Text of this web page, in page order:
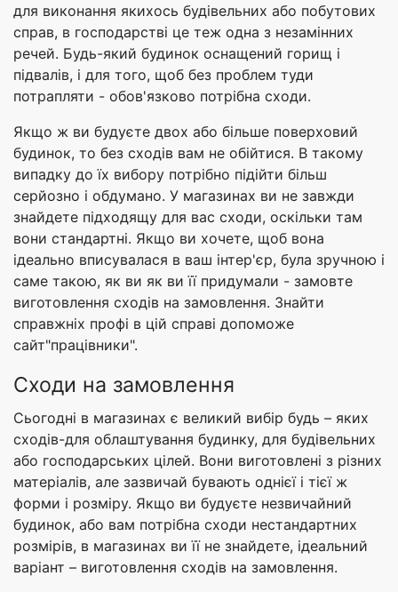
для виконання якихось будівельних або побутових
справ, в господарстві це теж одна з незамінних
речей. Будь-який будинок оснащений горищ і
підвалів, і для того, щоб без проблем туди
потрапляти - обов'язково потрібна сходи.
Якщо ж ви будуєте двох або більше поверховий
будинок, то без сходів вам не обійтися. В такому
випадку до їх вибору потрібно підійти більш
серйозно і обдумано. У магазинах ви не завжди
знайдете підходящу для вас сходи, оскільки там
вони стандартні. Якщо ви хочете, щоб вона
ідеально вписувалася в ваш інтер'єр, була зручною і
саме такою, як ви як ви її придумали - замовте
виготовлення сходів на замовлення. Знайти
справжніх профі в цій справі допоможе
сайт"працівники".
Сходи на замовлення
Сьогодні в магазинах є великий вибір будь – яких
сходів-для облаштування будинку, для будівельних
або господарських цілей. Вони виготовлені з різних
матеріалів, але зазвичай бувають однієї і тієї ж
форми і розміру. Якщо ви будуєте незвичайний
будинок, або вам потрібна сходи нестандартних
розмірів, в магазинах ви її не знайдете, ідеальний
варіант – виготовлення сходів на замовлення.